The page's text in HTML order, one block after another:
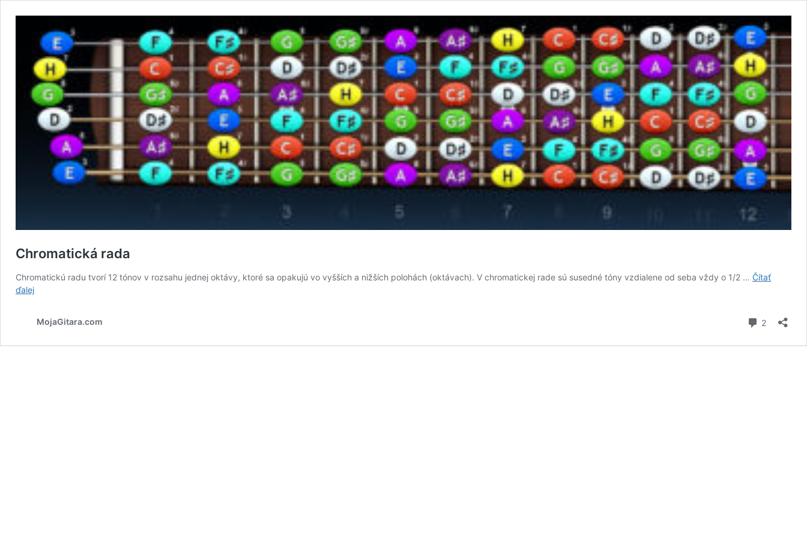
Chromatická rada
Chromatickú radu tvorí 12 tónov v rozsahu jednej oktávy, ktoré sa opakujú vo vyšších a nižších polohách (oktávach). V chromatickej rade sú susedné tóny vzdialene od seba vždy o 1/2 … Čítať
ďalejChromatická
MojaGitara.com
2komentáre